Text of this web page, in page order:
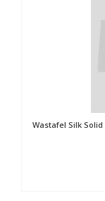
Wastafel Silk Solid